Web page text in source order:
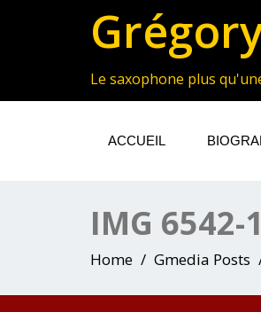
Le saxophone plus
ACCUEIL
IMG 6542-
Home Gmedia Posts